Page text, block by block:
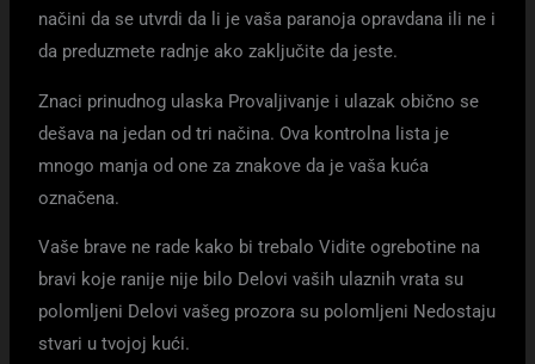
načini da se utvrdi da li je vaša paranoja opravdana ili ne i
da preduzmete radnje ako zaključite da jeste.
Znaci prinudnog ulaska Provaljivanje i ulazak obično se
dešava na jedan od tri načina. Ova kontrolna lista je
mnogo manja od one za znakove da je vaša kuća
označena.
Vaše brave ne rade kako bi trebalo Vidite ogrebotine na
bravi koje ranije nije bilo Delovi vaših ulaznih vrata su
polomljeni Delovi vašeg prozora su polomljeni Nedostaju
stvari u tvojoj kući.